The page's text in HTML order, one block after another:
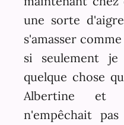
une sorte
s'amasser
si seulement
quelque chose
Albertine et
n'empêchait